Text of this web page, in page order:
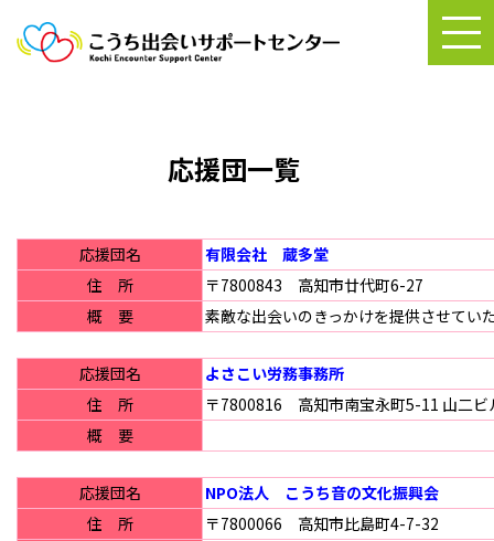
応援団一覧
応援団名
有限会社 蔵多堂
住 所
〒7800843 高知市廿代町6-27
概 要
素敵な出会いのきっかけを提供させてい
応援団名
よさこい労務事務所
住 所
〒7800816 高知市南宝永町5-11 山二ビ
概 要
応援団名
NPO法人 こうち音の文化振興会
住 所
〒7800066 高知市比島町4-7-32